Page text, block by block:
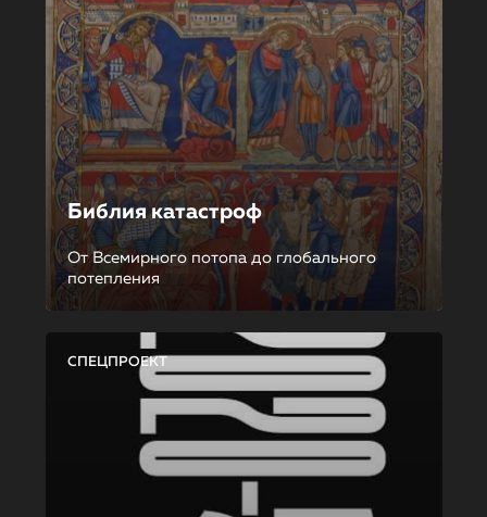
Библия катастроф
От Всемирного потопа до глобального
потепления
СПЕЦПРОЕКТ